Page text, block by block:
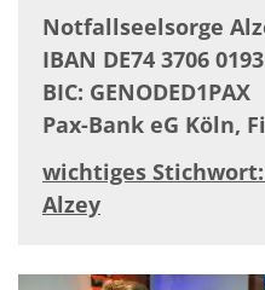
Notfallseelsorge
IBAN DE74 3706
BIC: GENODED1PAX
Pax-Bank eG Köln,
wichtiges Stichwort:
Alzey